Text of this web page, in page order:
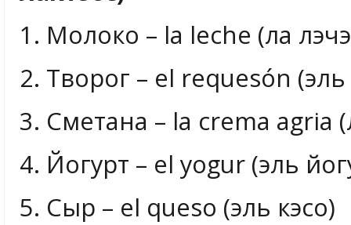
1. Молоко – la leche (ла
2. Творог – el requesón (эль
3. Сметана – la crema agria
4. Йогурт – el yogur (эль
5. Сыр – el queso (эль кэсо)